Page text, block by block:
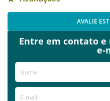
AVALIE
Entre em contato e
e-